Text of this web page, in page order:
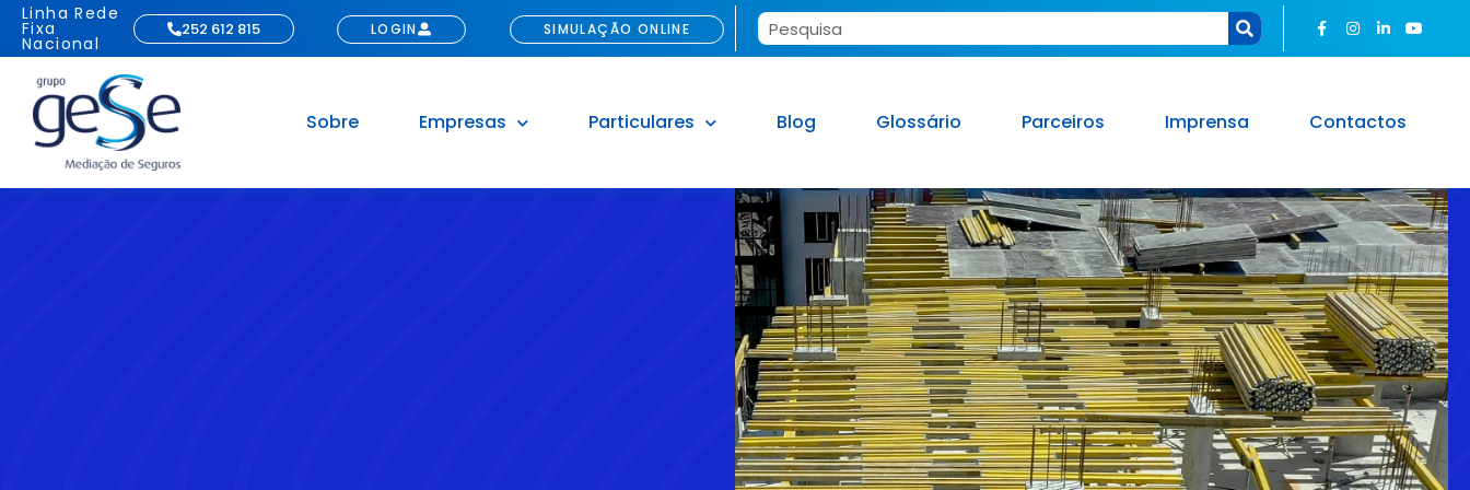
Linha Rede
Fixa
Nacional
252 612 815 LOGIN SIMULAÇÃO ONLINE
Sobre Empresas Particulares Blog Glossário Parceiros Imprensa Contactos